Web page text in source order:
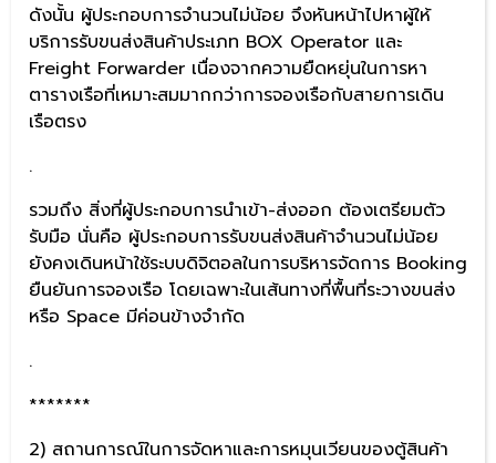
ดังนั้น ผู้ประกอบการจำนวนไม่น้อย จึงหันหน้าไปหาผู้ให้
บริการรับขนส่งสินค้าประเภท BOX Operator และ
Freight Forwarder เนื่องจากความยืดหยุ่นในการหา
ตารางเรือที่เหมาะสมมากกว่าการจองเรือกับสายการเดิน
เรือตรง
.
รวมถึง สิ่งที่ผู้ประกอบการนำเข้า-ส่งออก ต้องเตรียมตัว
รับมือ นั่นคือ ผู้ประกอบการรับขนส่งสินค้าจำนวนไม่น้อย
ยังคงเดินหน้าใช้ระบบดิจิตอลในการบริหารจัดการ Booking
ยืนยันการจองเรือ โดยเฉพาะในเส้นทางที่พื้นที่ระวางขนส่ง
หรือ Space มีค่อนข้างจำกัด
.
*******
2) สถานการณ์ในการจัดหาและการหมุนเวียนของตู้สินค้า